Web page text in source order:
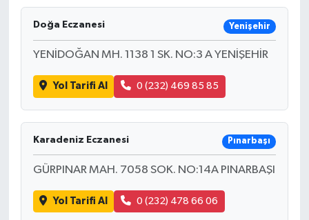
Doğa Eczanesi Yenişehir
YENİDOĞAN MH. 1138 1 SK. NO:3 A YENİŞEHİR
Yol Tarifi Al 0 (232) 469 85 85
Karadeniz Eczanesi Pınarbaşı
GÜRPINAR MAH. 7058 SOK. NO:14A PINARBAŞI
Yol Tarifi Al 0 (232) 478 66 06